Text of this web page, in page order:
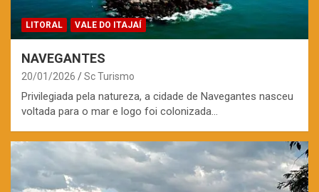
LITORAL VALE DO ITAJAÍ
NAVEGANTES
20/01/2026 Sc Turismo
Privilegiada pela natureza, a cidade de Navegantes nasceu
voltada para o mar e logo foi colonizada…